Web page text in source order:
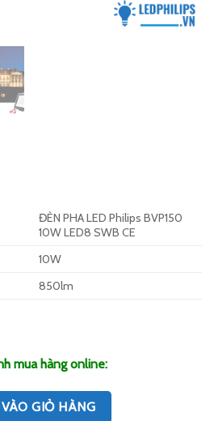
190,000₫.
ĐÈN PHA LED Philips BVP150
10W LED8 SWB CE
10W
850lm
mua hàng online:
GIỎ HÀNG